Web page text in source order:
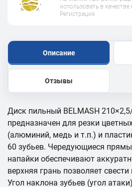
использовать в качестве
Регистрация
Описание
Отзывы
Диск пильный BELMASH
предназначен для резки
(алюминий, медь и т.п.) и
60 зубьев. Чередующиеся
напайки обеспечивают
верхняя грань позволяет
Угол наклона зубьев (угол